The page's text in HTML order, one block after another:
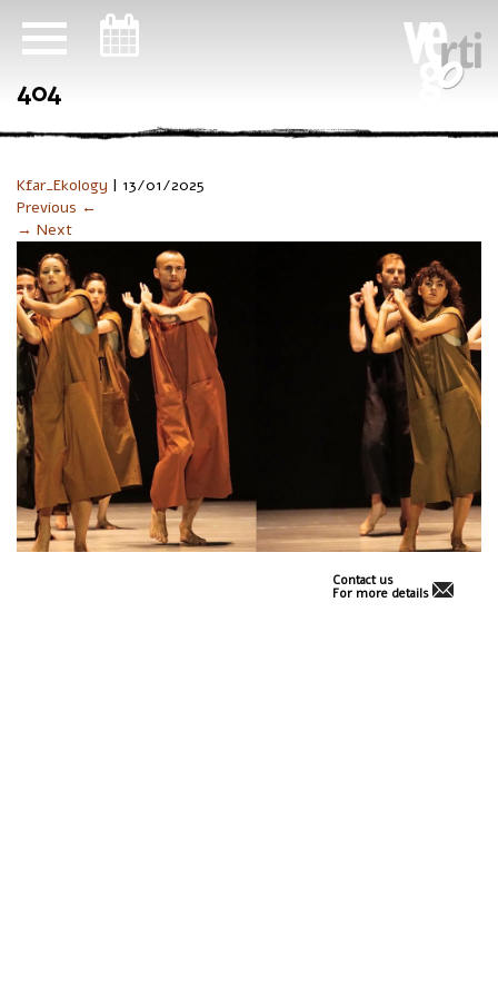
404
Kfar_Ekology | 13/01/2025
Previous ←
→ Next
Contact us
For more details